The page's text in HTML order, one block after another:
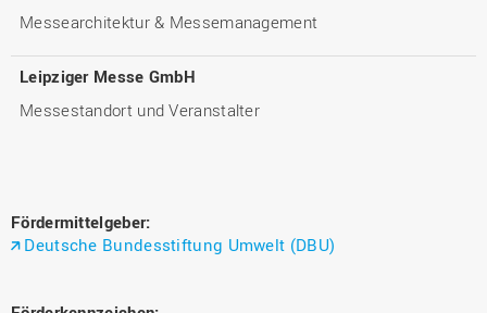
Messearchitektur & Messemanagement
Leipziger Messe GmbH
Messestandort und Veranstalter
Fördermittelgeber:
Deutsche Bundesstiftung Umwelt (DBU)